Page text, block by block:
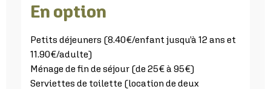
En option
Petits déjeuners (8.40€/enfant jusqu’à 12 ans et
11.90€/adulte)
Ménage de fin de séjour (de 25€ à 95€)
Serviettes de toilette (location de deux